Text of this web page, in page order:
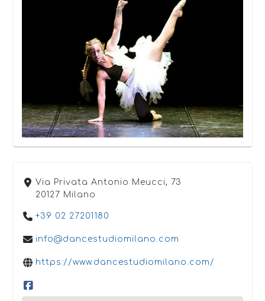
Via Privata Antonio Meucci, 73
20127 Milano
+39 02 27201180
info@dancestudiomilano.com
https://www.dancestudiomilano.com/